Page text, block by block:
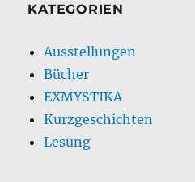
KATEGORIEN
Ausstellungen
Bücher
EXMYSTIKA
Kurzgeschichten
Lesung